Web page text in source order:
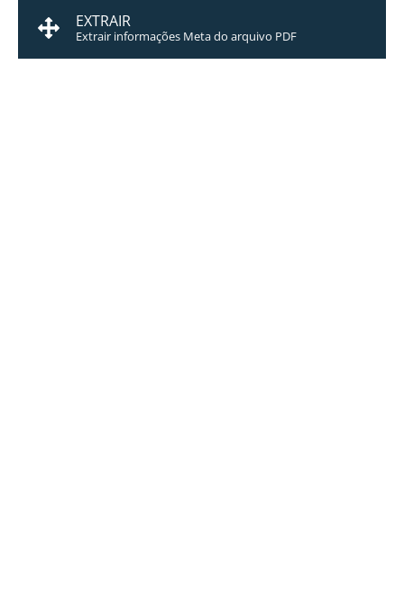
EXTRAIR
Extrair informações Meta do arquivo PDF